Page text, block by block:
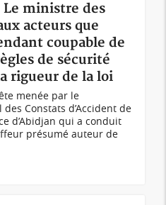
ministre des
acteurs que
coupable de
de sécurité
rigueur de la loi
menée par le
Constats d’Accident de
d’Abidjan qui a conduit
présumé auteur de